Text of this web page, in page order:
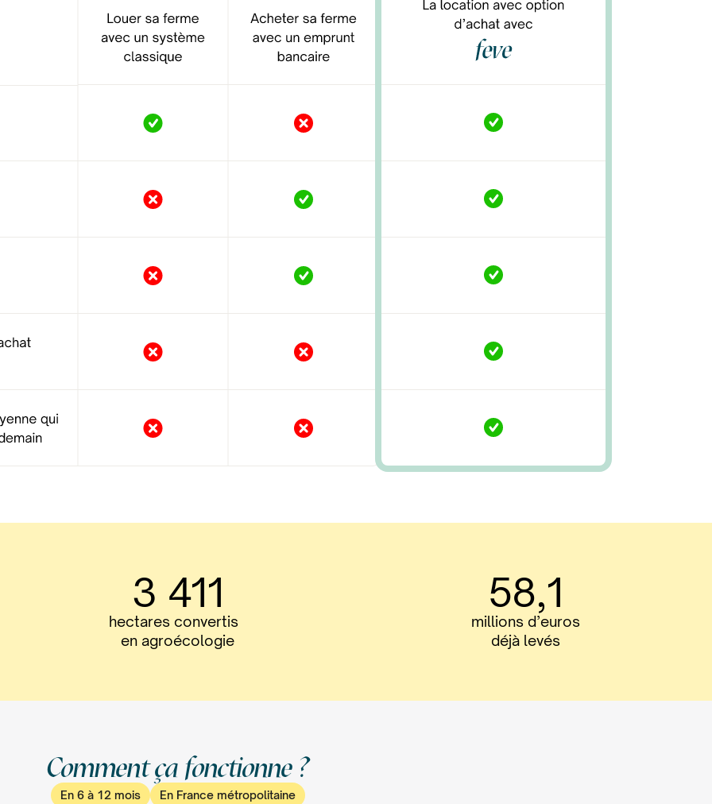
3 411
hectares convertis
en agroécologie
58,1
millions d’euros
déjà levés
Comment ça fonctionne ?
En 6 à 12 mois En France métropolitaine